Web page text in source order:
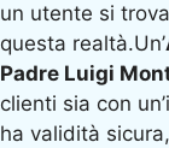
un utente si
questa realtà.Un’
Padre Luigi
clienti sia con
ha validità